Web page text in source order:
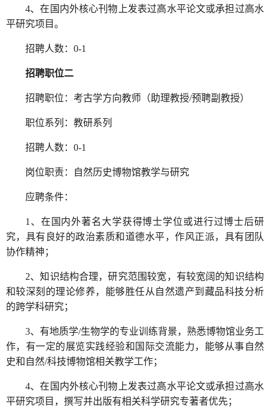
4、在国内外核心刊物上发表过高水平论文或承担过高水
平研究项目。
招聘人数：0-1
招聘职位二
招聘职位：考古学方向教师（助理教授/预聘副教授）
职位系列：教研系列
招聘人数：0-1
岗位职责：自然历史博物馆教学与研究
应聘条件：
1、在国内外著名大学获得博士学位或进行过博士后研
究，具有良好的政治素质和道德水平，作风正派，具有团队
协作精神；
2、知识结构合理，研究范围较宽，有较宽阔的知识结构
和较深刻的理论修养，能够胜任从自然遗产到藏品科技分析
的跨学科研究；
3、有地质学/生物学的专业训练背景，熟悉博物馆业务工
作，有一定的展览实践经验和国际交流能力，能够从事自然
史和自然/科技博物馆相关教学工作；
4、在国内外核心刊物上发表过高水平论文或承担过高水
平研究项目，撰写并出版有相关科学研究专著者优先；